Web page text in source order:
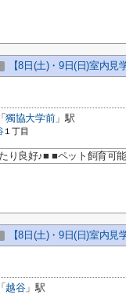
【8日(土)・9日(日)室内
「獨協大学前」駅
１丁目
り良好♪■ ■ペット飼育可
【8日(土)・9日(日)室内
「 越谷」駅